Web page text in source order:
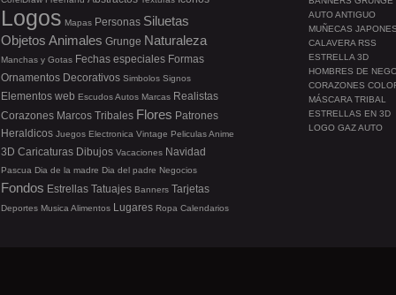
AUTO ANTIGUO
MUÑECAS
CALAVERA RSS
ESTRELLA 3D
HOMBRES DE
CORAZONES
MÁSCARA TRIBAL
ESTRELLAS EN 3D
LOGO GAZ AUTO
Logos Mapas Personas Siluetas
Objetos Animales Grunge Naturaleza
Manchas y Gotas Fechas especiales Formas
Ornamentos Decorativos Simbolos Signos
Elementos web EscudosAutos Marcas Realistas
Corazones Marcos Tribales Flores Patrones
Heraldicos Juegos Electronica Vintage PeliculasAnime
3D Caricaturas Dibujos Vacaciones Navidad
Pascua Dia de la madre Dia del padre Negocios
Fondos Estrellas Tatuajes Banners Tarjetas
Deportes Musica Alimentos Lugares Ropa Calendarios